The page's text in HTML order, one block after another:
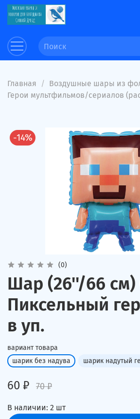
Главная Воздушные шары из
Герои мультфильмов/сериалов
-14%
(0)
Шар (26''/66 см)
Пиксельный
в уп.
вариант товара
шарик без надува
шарик надутый
60 ₽ 70 ₽
В наличии: 2 шт